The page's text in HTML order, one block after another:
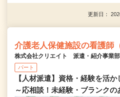
更新日：
介護老人保健施設の看護師
株式会社クリエイト 派遣・紹介事業部
パート
【人材派遣】資格・経験を活
～応相談！未経験・ブランクの